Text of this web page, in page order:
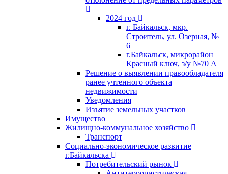
2024 год
г. Байкальск, мкр.
Строитель, ул. Озерная, №
6
г.Байкальск, микрорайон
Красный ключ, з/у №70 А
Решение о выявлении правообладателя
ранее учтенного объекта
недвижимости
Уведомления
Изъятие земельных участков
Имущество
Жилищно-коммунальное хозяйство
Транспорт
Социально-экономическое развитие
г.Байкальска
Потребительский рынок